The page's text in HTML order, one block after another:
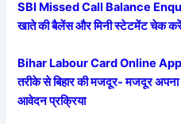
SBI Missed Call Balance
खाते की बैलेंस और मिनी स्टेटमेंट चेक
Bihar Labour Card Online
तरीके से बिहार की मजदूर- मजदूर अपना
आवेदन प्रक्रिया